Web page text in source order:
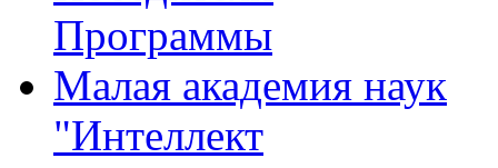
Программы
Малая академия наук
"Интеллект